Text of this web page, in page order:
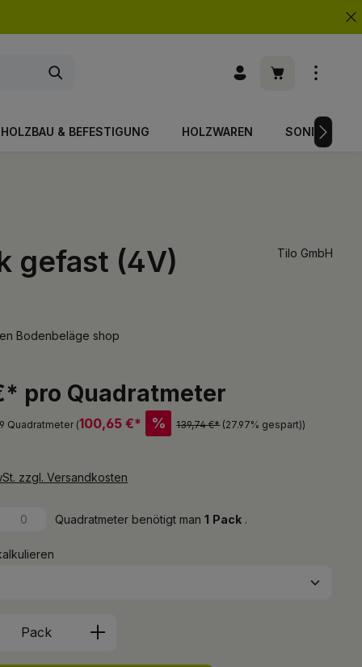
Warenkorb
HOLZBAU & BEFESTIGUNG HOLZWAREN
gefast (4V)
Tilo GmbH
Bodenbeläge shop
pro Quadratmeter
Quadratmeter (100,65 €* % 139,74 €* (27.97% gespart))
zzgl. Versandkosten
Quadratmeter benötigt man1 Pack .
Anzahl: Gib den gewünschten Wert
Pack